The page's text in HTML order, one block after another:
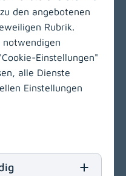
den angebotenen
Rubrik.
notwendigen
Einstellungen"
alle Dienste
Einstellungen